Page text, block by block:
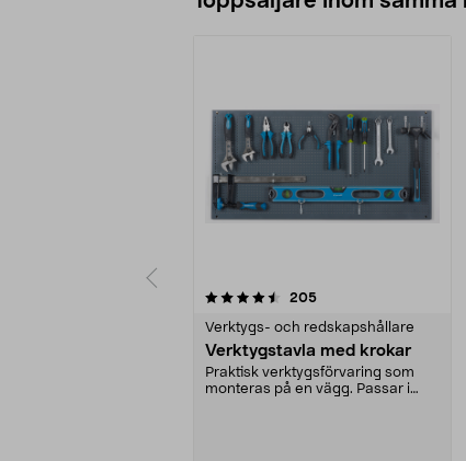
205recensioner
Verktygs- och redskapshållare
Verktygstavla med krokar
Praktisk verktygsförvaring som
monteras på en vägg. Passar i
4.0 av 5 stjärnor